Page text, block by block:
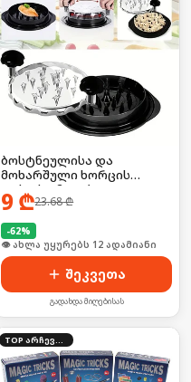
ბოსტნეულისა და
მოხარშული ხორცის
დასაქუცმაცებელი გაჯეტი
9 ₾23.68₾
-62%
🛒 ბოლო 24სთ-ში იყიდა 15-მა
შეკვეთა
გადახდა მიღებისას
TOP არჩევანი